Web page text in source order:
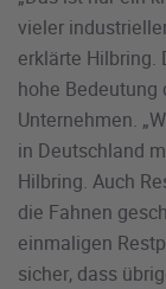
vieler
erklärte Hilbring.
hohe
Unternehmen.
in Deutschland
Hilbring. Auch
die Fahnen
einmaligen
sicher, dass